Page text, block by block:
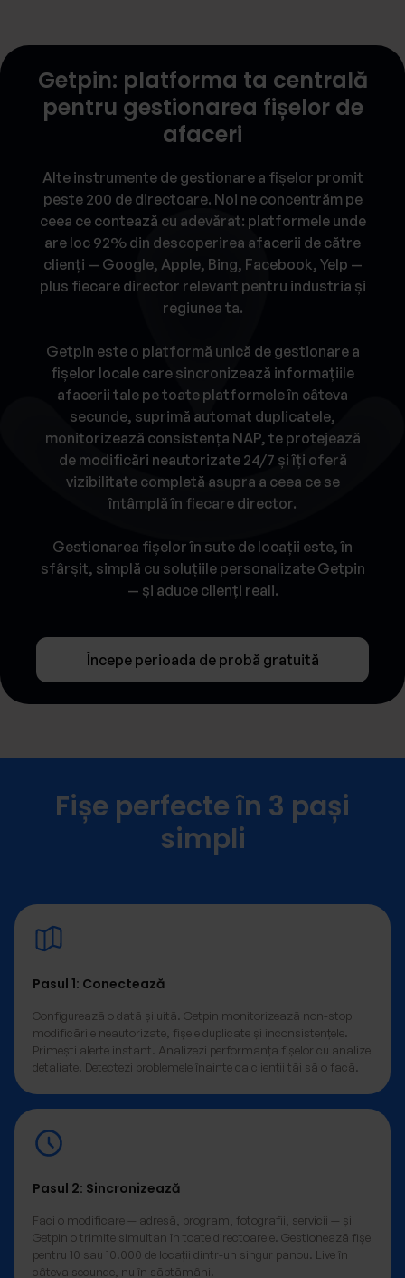
Getpin: platforma ta centrală
pentru gestionarea fișelor de
afaceri
Alte instrumente de gestionare a fișelor promit
peste 200 de directoare. Noi ne concentrăm pe
ceea ce contează cu adevărat: platformele unde
are loc 92% din descoperirea afacerii de către
clienți — Google, Apple, Bing, Facebook, Yelp —
plus fiecare director relevant pentru industria și
regiunea ta.
Getpin este o platformă unică de gestionare a
fișelor locale care sincronizează informațiile
afacerii tale pe toate platformele în câteva
secunde, suprimă automat duplicatele,
monitorizează consistența NAP, te protejează
de modificări neautorizate 24/7 și îți oferă
vizibilitate completă asupra a ceea ce se
întâmplă în fiecare director.
Gestionarea fișelor în sute de locații este, în
sfârșit, simplă cu soluțiile personalizate Getpin
— și aduce clienți reali.
Începe perioada de probă gratuită
Fișe perfecte în 3 pași
simpli
Pasul 1: Conectează
Configurează o dată și uită. Getpin monitorizează non-stop
modificările neautorizate, fișele duplicate și inconsistențele.
Primești alerte instant. Analizezi performanța fișelor cu analize
detaliate. Detectezi problemele înainte ca clienții tăi să o facă.
Pasul 2: Sincronizează
Faci o modificare — adresă, program, fotografii, servicii — și
Getpin o trimite simultan în toate directoarele. Gestionează fișe
pentru 10 sau 10.000 de locații dintr-un singur panou. Live în
câteva secunde, nu în săptămâni.